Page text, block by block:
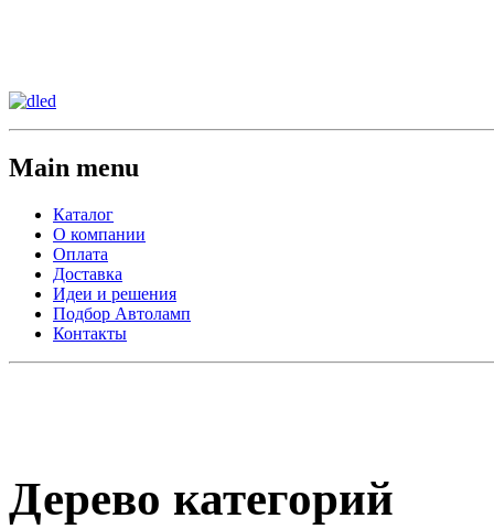
Main menu
Каталог
О компании
Оплата
Доставка
Идеи и решения
Подбор Автоламп
Контакты
Дерево категорий